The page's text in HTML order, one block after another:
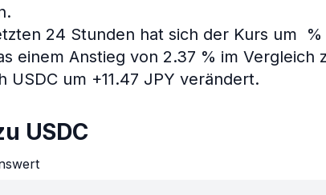
24 Stunden hat sich der Kurs um
einem Anstieg von 2.37 % im Vergleich
USDC um +11.47 JPY verändert.
USDC